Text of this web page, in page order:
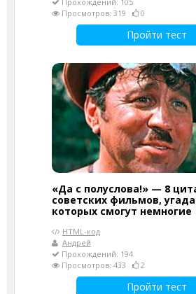
Просмотров: 319
0
Пройти тест
«Да с полуслова!» — 8
советских фильмов,
которых смогут немногие
HTML-код
Андрей
Прохождений: 194
Просмотров: 433
2
Пройти тест